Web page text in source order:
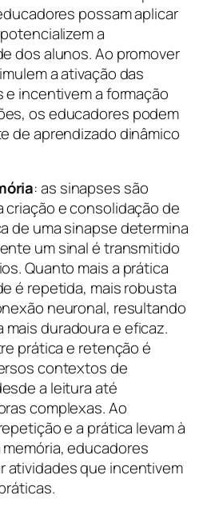
possam aplicar
a
dos alunos. Ao promover
a ativação das
incentivem a formação
os educadores podem
de aprendizado dinâmico
: as sinapses são
e consolidação de
de uma sinapse determina
um sinal é transmitido
Quanto mais a prática
é repetida, mais robusta
neuronal, resultando
mais duradoura e eficaz.
prática e retenção é
contextos de
a leitura até
complexas. Ao
e a prática levam à
educadores
atividades que incentivem